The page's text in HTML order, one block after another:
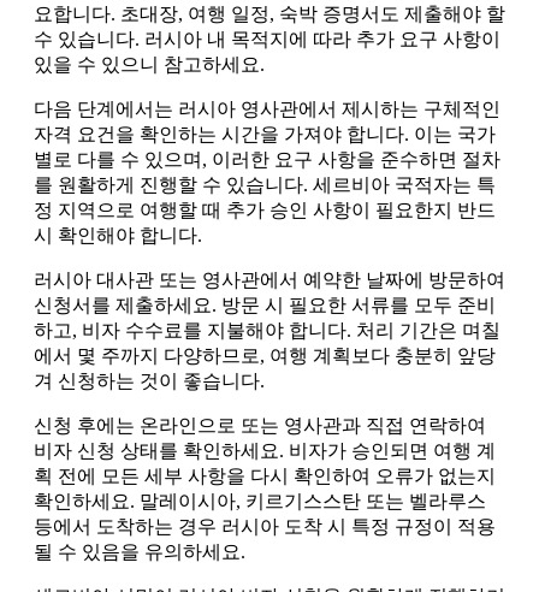
요합니다. 초대장, 여행 일정, 숙박 증명서도 제출해야 할
수 있습니다. 러시아 내 목적지에 따라 추가 요구 사항이
있을 수 있으니 참고하세요.
다음 단계에서는 러시아 영사관에서 제시하는 구체적인
자격 요건을 확인하는 시간을 가져야 합니다. 이는 국가
별로 다를 수 있으며, 이러한 요구 사항을 준수하면 절차
를 원활하게 진행할 수 있습니다. 세르비아 국적자는 특
정 지역으로 여행할 때 추가 승인 사항이 필요한지 반드
시 확인해야 합니다.
러시아 대사관 또는 영사관에서 예약한 날짜에 방문하여
신청서를 제출하세요. 방문 시 필요한 서류를 모두 준비
하고, 비자 수수료를 지불해야 합니다. 처리 기간은 며칠
에서 몇 주까지 다양하므로, 여행 계획보다 충분히 앞당
겨 신청하는 것이 좋습니다.
신청 후에는 온라인으로 또는 영사관과 직접 연락하여
비자 신청 상태를 확인하세요. 비자가 승인되면 여행 계
획 전에 모든 세부 사항을 다시 확인하여 오류가 없는지
확인하세요. 말레이시아, 키르기스스탄 또는 벨라루스
등에서 도착하는 경우 러시아 도착 시 특정 규정이 적용
될 수 있음을 유의하세요.